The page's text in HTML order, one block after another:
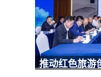
推动红色旅游